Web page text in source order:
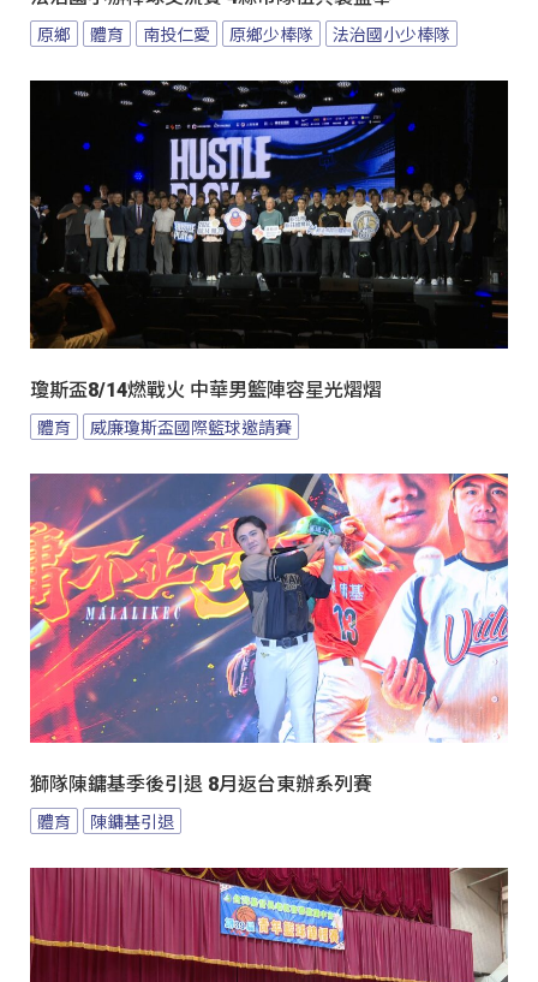
原鄉 體育 南投仁愛 原鄉少棒隊 法治國小少棒隊
瓊斯盃8/14燃戰火 中華男籃陣容星光熠熠
體育 威廉瓊斯盃國際籃球邀請賽
獅隊陳鏞基季後引退 8月返台東辦系列賽
體育 陳鏞基引退